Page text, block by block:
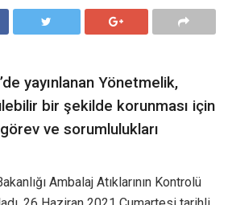
yayınlanan Yönetmelik,
bir şekilde korunması için
ve sorumlulukları
Ambalaj Atıklarının Kontrolü